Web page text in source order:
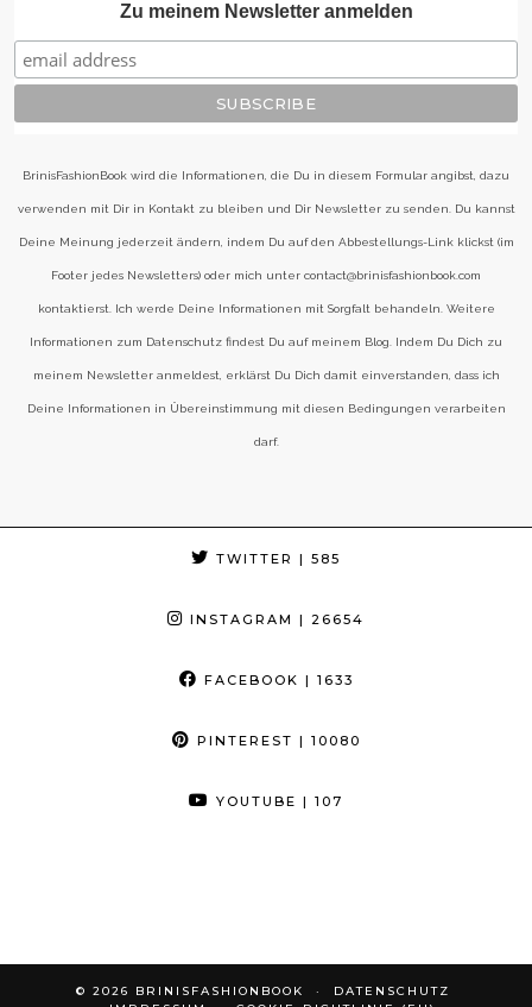
Zu meinem Newsletter anmelden
BrinisFashionBook wird die Informationen, die Du in diesem Formular angibst, dazu
verwenden mit Dir in Kontakt zu bleiben und Dir Newsletter zu senden. Du kannst
Deine Meinung jederzeit ändern, indem Du auf den Abbestellungs-Link klickst (im
Footer jedes Newsletters) oder mich unter contact@brinisfashionbook.com
kontaktierst. Ich werde Deine Informationen mit Sorgfalt behandeln. Weitere
Informationen zum Datenschutz findest Du auf meinem Blog. Indem Du Dich zu
meinem Newsletter anmeldest, erklärst Du Dich damit einverstanden, dass ich
Deine Informationen in Übereinstimmung mit diesen Bedingungen verarbeiten
darf.
TWITTER | 585
INSTAGRAM | 26654
FACEBOOK | 1633
PINTEREST | 10080
YOUTUBE | 107
© 2026 BRINISFASHIONBOOK
DATENSCHUTZ